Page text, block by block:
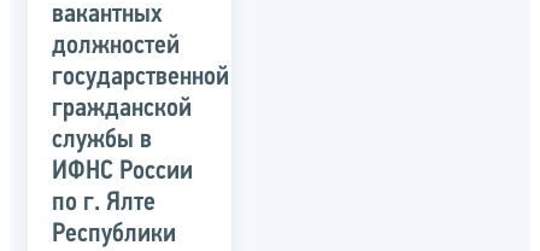
вакантных
должностей
государственной
гражданской
службы в
ИФНС России
по г. Ялте
Республики